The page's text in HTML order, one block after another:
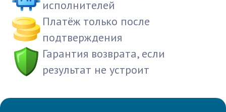
исполнителей
Платёж только после
подтверждения
Гарантия возврата, если
результат не устроит